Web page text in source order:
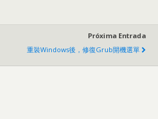
Próxima Entrada
重裝Windows後 ， 修復Grub開機選單